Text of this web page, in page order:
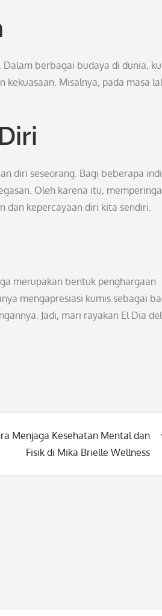
berbagai budaya di dunia,
kekuasaan. Misalnya, pada masa
diri seseorang. Bagi beberapa
Oleh karena itu,
dan kepercayaan diri kita sendiri.
merupakan bentuk penghargaan
mengapresiasi kumis sebagai
Jadi, mari rayakan El Dia del
Menjaga Kesehatan Mental dan
Fisik di Mika Brielle Wellness